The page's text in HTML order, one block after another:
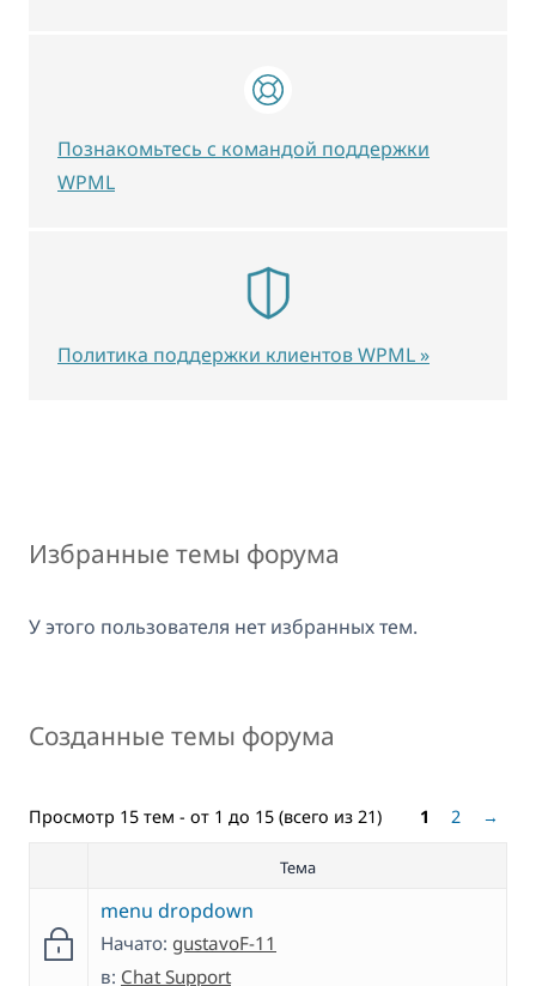
Избранные темы форума
У этого пользователя нет избранных тем.
Созданные темы форума
Просмотр 15 тем - от 1 до 15 (всего из 21) 1 2 →
Тема
menu dropdown
Начато: gustavoF-11
в: Chat Support
Познакомьтесь с командой поддержки
WPML
Политика поддержки клиентов WPML »